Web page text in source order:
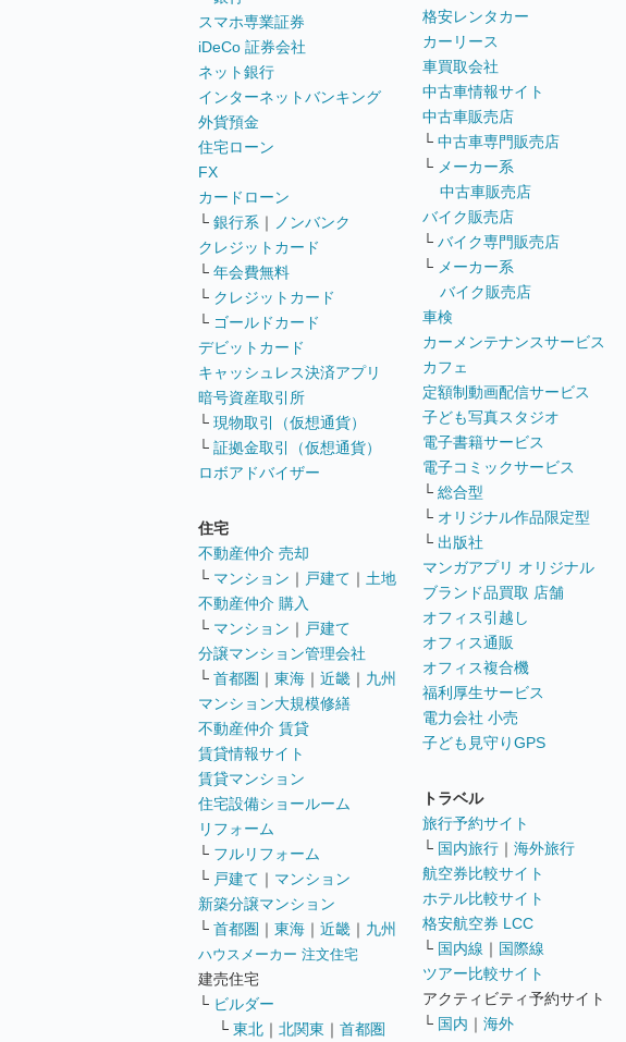
スマホ専業証券
iDeCo 証券会社
ネット銀行
インターネットバンキング
外貨預金
住宅ローン
FX
カードローン
└ 銀行系 ｜
ノンバンク
クレジットカード
└ 年会費無料
└ クレジットカード
└ ゴールドカード
デビットカード
キャッシュレス決済アプリ
暗号資産取引所
└ 現物取引（仮想通貨）
└ 証拠金取引（仮想通貨）
ロボアドバイザー
住宅
不動産仲介 売却
└ マンション ｜ 戸建て ｜ 土地
不動産仲介 購入
└ マンション ｜ 戸建て
分譲マンション管理会社
└ 首都圏 ｜ 東海 ｜ 近畿 ｜ 九州
マンション大規模修繕
不動産仲介 賃貸
賃貸情報サイト
賃貸マンション
住宅設備ショールーム
リフォーム
└ フルリフォーム
└ 戸建て ｜ マンション
新築分譲マンション
└ 首都圏 ｜ 東海 ｜ 近畿 ｜ 九州
ハウスメーカー 注文住宅
建売住宅
└ ビルダー
└ 東北 ｜ 北関東 ｜ 首都圏
格安レンタカー
カーリース
車買取会社
中古車情報サイト
中古車販売店
└ 中古車専門販売店
└ メーカー系
中古車販売店
バイク販売店
└ バイク専門販売店
└ メーカー系
バイク販売店
車検
カーメンテナンスサービス
カフェ
定額制動画配信サービス
子ども写真スタジオ
電子書籍サービス
電子コミックサービス
└ 総合型
└ オリジナル作品限定型
└ 出版社
マンガアプリ オリジナル
ブランド品買取 店舗
オフィス引越し
オフィス通販
オフィス複合機
福利厚生サービス
電力会社 小売
子ども見守りGPS
トラベル
旅行予約サイト
└ 国内旅行 ｜ 海外旅行
航空券比較サイト
ホテル比較サイト
格安航空券 LCC
└ 国内線 ｜ 国際線
ツアー比較サイト
アクティビティ予約サイト
└ 国内 ｜ 海外